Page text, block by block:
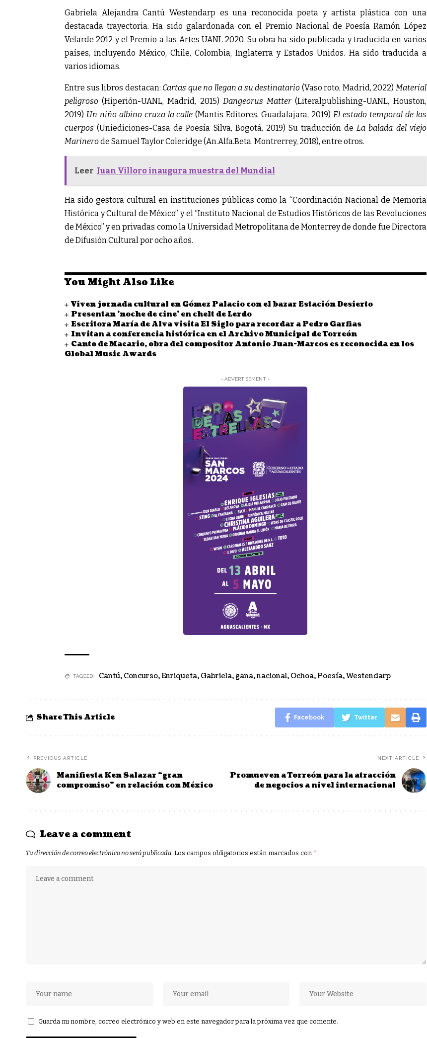
Gabriela Alejandra Cantú Westendarp es una reconocida poeta y artista plástica con una
destacada trayectoria. Ha sido galardonada con el Premio Nacional de Poesía Ramón López
Velarde 2012 y el Premio a las Artes UANL 2020. Su obra ha sido publicada y traducida en varios
países, incluyendo México, Chile, Colombia, Inglaterra y Estados Unidos. Ha sido traducida a
varios idiomas.
Entre sus libros destacan: Cartas que no llegan a su destinatario (Vaso roto, Madrid, 2022) Material
peligroso(Hiperión-UANL, Madrid, 2015) Dangeorus Matter(Literalpublishing-UANL, Houston,
2019) Un niño albino cruza la calle(Mantis Editores, Guadalajara, 2019)El estado temporal de los
cuerpos(Uniediciones-Casa de Poesía Silva, Bogotá, 2019) Su traducción deLa balada del viejo
Marinerode Samuel Taylor Coleridge (An.Alfa.Beta. Montrerrey, 2018), entre otros.
Leer Juan Villoro inaugura muestra del Mundial
Ha sido gestora cultural en instituciones públicas como la “Coordinación Nacional de Memoria
Histórica y Cultural de México” y el “Instituto Nacional de Estudios Históricos de las Revoluciones
de México” y en privadas como la Universidad Metropolitana de Monterrey de donde fue Directora
de Difusión Cultural por ocho años.
You Might Also Like
Viven jornada cultural en Gómez Palacio con el bazar Estación Desierto
Presentan 'noche de cine' en chelt de Lerdo
Escritora María de Alva visita El Siglo para recordar a Pedro Garfias
Invitan a conferencia histórica en el Archivo Municipal de Torreón
Canto de Macario, obra del compositor Antonio Juan-Marcos es reconocida en los
Global Music Awards
- ADVERTISEMENT -
TAGGED: Cantú, Concurso,Enriqueta, Gabriela, gana,nacional, Ochoa,Poesía,Westendarp
Share This Article Facebook Twitter
PREVIOUS ARTICLE
Manifiesta Ken Salazar “gran
compromiso” en relación con México
NEXT ARTICLE
Promueven a Torreón para la atracción
de negocios a nivel internacional
Leave a comment
Tu dirección de correo electrónico no será publicada. Los campos obligatorios están marcados con *
Guarda mi nombre, correo electrónico y web en este navegador para la próxima vez que comente.